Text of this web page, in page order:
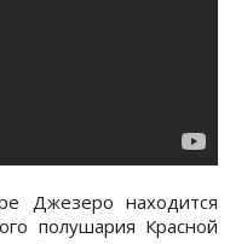
Джезеро находится
полушария Красной